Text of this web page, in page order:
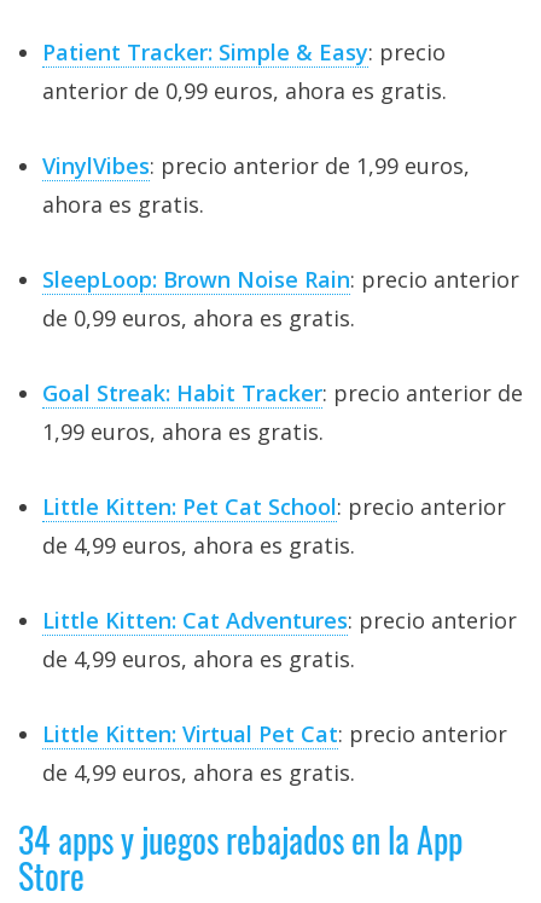
Patient Tracker: Simple & Easy: precio
anterior de 0,99 euros, ahora es gratis.
VinylVibes: precio anterior de 1,99 euros,
ahora es gratis.
SleepLoop: Brown Noise Rain: precio anterior
de 0,99 euros, ahora es gratis.
Goal Streak: Habit Tracker: precio anterior de
1,99 euros, ahora es gratis.
Little Kitten: Pet Cat School: precio anterior
de 4,99 euros, ahora es gratis.
Little Kitten: Cat Adventures: precio anterior
de 4,99 euros, ahora es gratis.
Little Kitten: Virtual Pet Cat: precio anterior
de 4,99 euros, ahora es gratis.
34 apps y juegos rebajados en la App
Store